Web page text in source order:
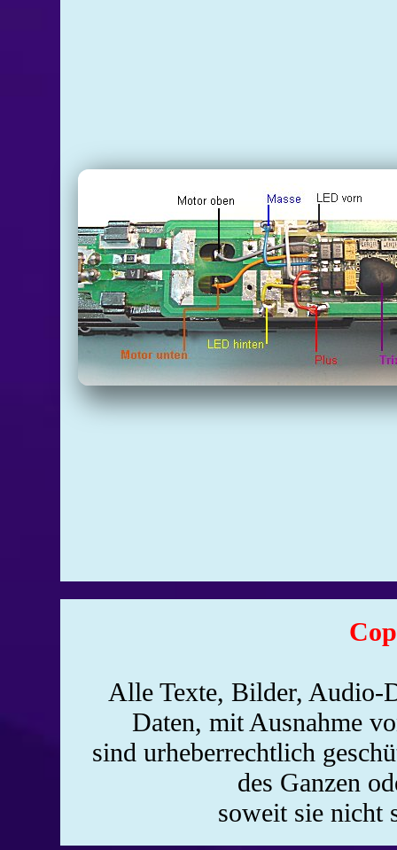
Alle Texte, Bilder, Audio-
Daten, mit Ausnahme
sind urheberrechtlich
des Ganzen
soweit sie nicht